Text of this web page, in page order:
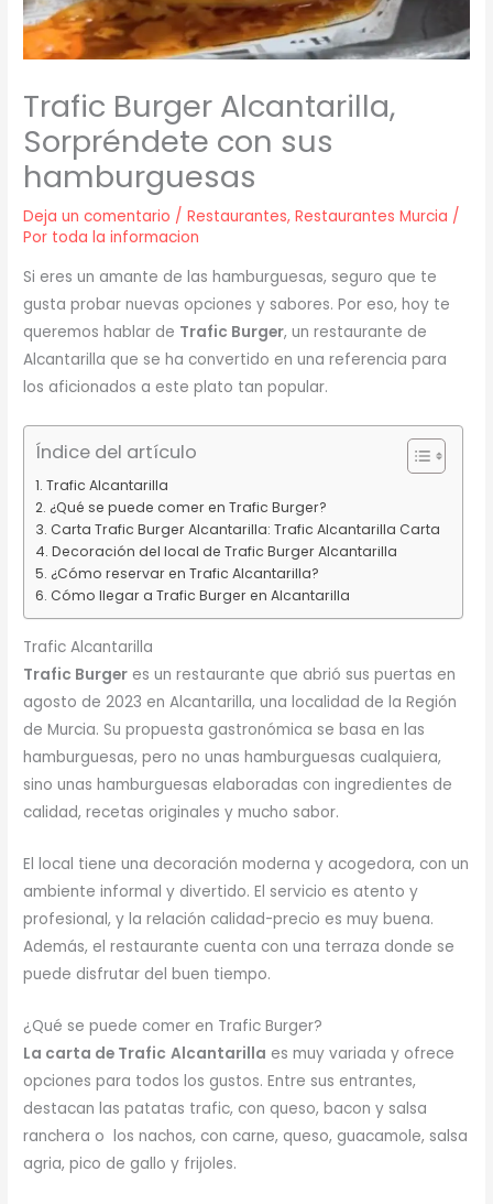
Trafic Burger Alcantarilla,
Sorpréndete con sus
hamburguesas
Deja un comentario /Restaurantes,Restaurantes Murcia /
Por toda la informacion
Si eres un amante de las hamburguesas, seguro que te
gusta probar nuevas opciones y sabores. Por eso, hoy te
queremos hablar de Trafic Burger, un restaurante de
Alcantarilla que se ha convertido en una referencia para
los aficionados a este plato tan popular.
Índice del artículo
Trafic Alcantarilla
¿Qué se puede comer en Trafic Burger?
Carta Trafic Burger Alcantarilla: Trafic Alcantarilla Carta
Decoración del local de Trafic Burger Alcantarilla
¿Cómo reservar en Trafic Alcantarilla?
Cómo llegar a Trafic Burger en Alcantarilla
Trafic Alcantarilla
Trafic Burger es un restaurante que abrió sus puertas en
agosto de 2023 en Alcantarilla, una localidad de la Región
de Murcia. Su propuesta gastronómica se basa en las
hamburguesas, pero no unas hamburguesas cualquiera,
sino unas hamburguesas elaboradas con ingredientes de
calidad, recetas originales y mucho sabor.
El local tiene una decoración moderna y acogedora, con un
ambiente informal y divertido. El servicio es atento y
profesional, y la relación calidad-precio es muy buena.
Además, el restaurante cuenta con una terraza donde se
puede disfrutar del buen tiempo.
¿Qué se puede comer en Trafic Burger?
La carta de Trafic Alcantarilla es muy variada y ofrece
opciones para todos los gustos. Entre sus entrantes,
destacan las patatas trafic, con queso, bacon y salsa
ranchera o los nachos, con carne, queso, guacamole, salsa
agria, pico de gallo y frijoles.